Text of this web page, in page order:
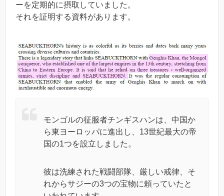
ーを定期的に摂取していました。
それを証明する資料があります。
モンゴルの征服者チンギスハンは、中国か
ら東ヨーロッパに進出し、13世紀最大の帝
国の1つを設立しました。
彼は洗練された戦闘部隊、厳しい戒律、そ
れからサジーの3つの宝物に頼っていたと